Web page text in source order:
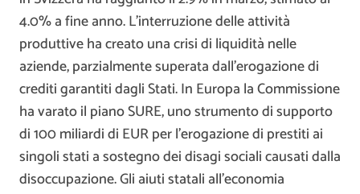
4.0% a fine anno. L’interruzione delle attività
produttive ha creato una crisi di liquidità nelle
aziende, parzialmente superata dall’erogazione di
crediti garantiti dagli Stati. In Europa la Commissione
ha varato il piano SURE, uno strumento di supporto
di 100 miliardi di EUR per l’erogazione di prestiti ai
singoli stati a sostegno dei disagi sociali causati dalla
disoccupazione. Gli aiuti statali all’economia